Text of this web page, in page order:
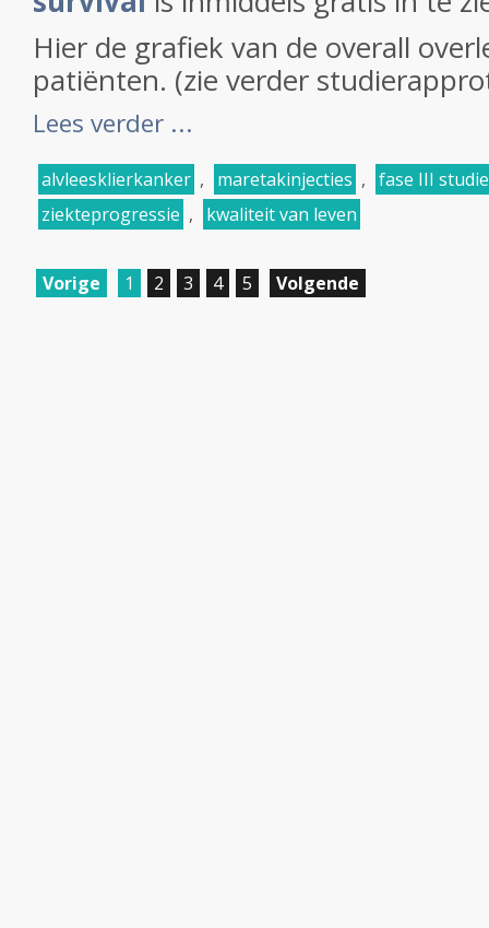
Hier de grafiek van de overall
patiënten. (zie verder
Lees verder ...
alvleesklierkanker , maretakinjecties , fase III studie
ziekteprogressie , kwaliteit van leven
Vorige 1 2 3 4 5 Volgende